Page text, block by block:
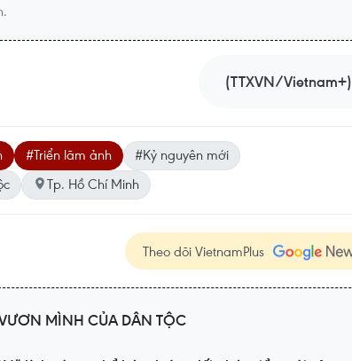
(TTXVN/Vietnam+)
#Triển lãm ảnh
#Kỷ nguyên mới
Tp. Hồ Chí Minh
Theo dõi VietnamPlus
MÌNH CỦA DÂN TỘC